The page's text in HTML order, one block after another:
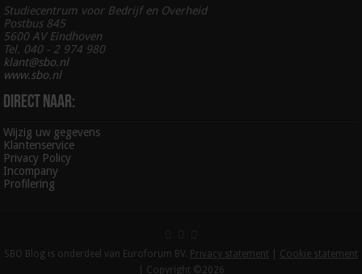
Studiecentrum voor Bedrijf en Overheid
Postbus 845
5600 AV Eindhoven
Tel. 040 - 2 974 980
klant@sbo.nl
www.sbo.nl
Direct naar:
Wijzig uw gegevens
Klantenservice
Privacy Policy
Incompany
Profilering
SBO Blog is onderdeel van Euroforum BV. Privacy statement
Cookie statement
| Copyright ©2026